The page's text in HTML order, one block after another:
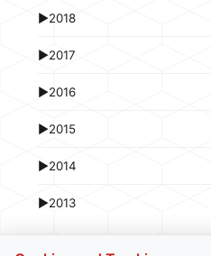
►2018
►2017
►2016
►2015
►2014
►2013